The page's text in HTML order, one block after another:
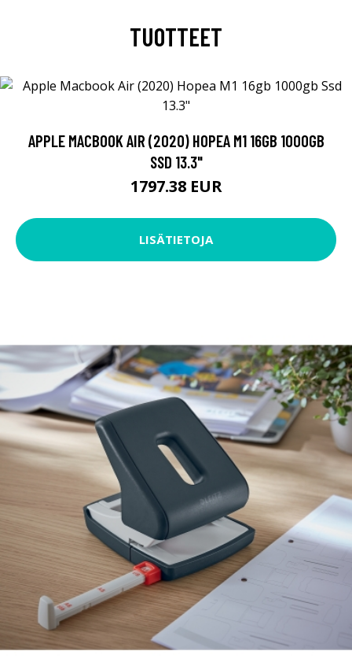
TUOTTEET
APPLE MACBOOK AIR (2020) HOPEA M1 16GB 1000GB
SSD 13.3"
1797.38 EUR
LISÄTIETOJA